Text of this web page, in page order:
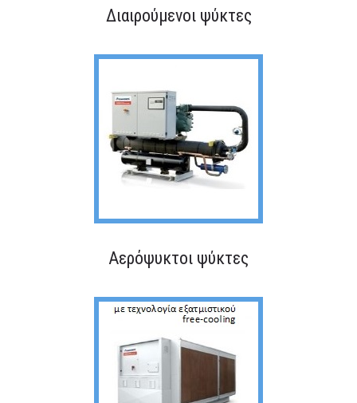
Διαιρούμενοι ψύκτες
Αερόψυκτοι ψύκτες